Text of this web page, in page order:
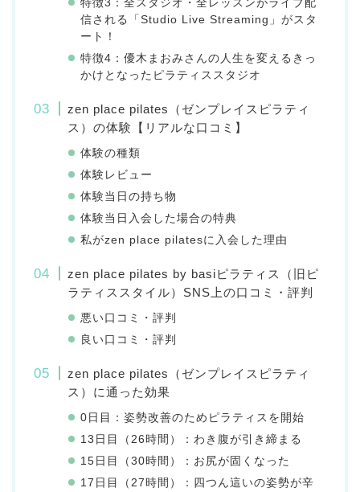
特徴3：全スタジオ・全レッスンがライブ配
信される「Studio Live Streaming」がスタ
ート！
特徴4：優木まおみさんの人生を変えるきっ
かけとなったピラティススタジオ
zen place pilates（ゼンプレイスピラティ
ス）の体験【リアルな口コミ】
体験の種類
体験レビュー
体験当日の持ち物
体験当日入会した場合の特典
私がzen place pilatesに入会した理由
zen place pilates by basiピラティス（旧ピ
ラティススタイル）SNS上の口コミ・評判
悪い口コミ・評判
良い口コミ・評判
zen place pilates（ゼンプレイスピラティ
ス）に通った効果
0日目：姿勢改善のためピラティスを開始
13日目（26時間）：わき腹が引き締まる
15日目（30時間）：お尻が固くなった
17日目（27時間）：四つん這いの姿勢が辛